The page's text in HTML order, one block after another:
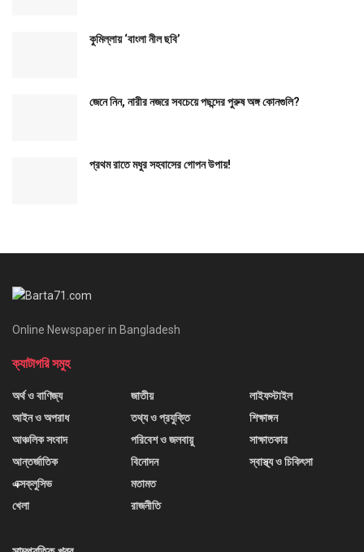
কুমিল্লায় ‘বাংলা নীল ছবি’
জেনে নিন, নারীর নজরে সবচেয়ে পছন্দের পুরুষ অঙ্গ কোনগুলি?
প্রথম রাতে মধুর সহবাসের গোপন উপায়!
Online Newspaper in Bangladesh
ক্যাটাগরি সমুহ
অর্থ ও বাণিজ্য
আইন ও অপরাধ
আঞ্চলিক সংবাদ
আন্তর্জাতিক
এক্সক্লুসিভ
খেলা
জাতীয়
তথ্য ও প্রযুক্তি
পরিবেশ ও জলবায়ু
বিনোদন
মতামত
রাজনীতি
লাইফস্টাইল
শিক্ষাঙ্গন
সাক্ষাতকার
স্বাস্থ্য ও চিকিৎসা